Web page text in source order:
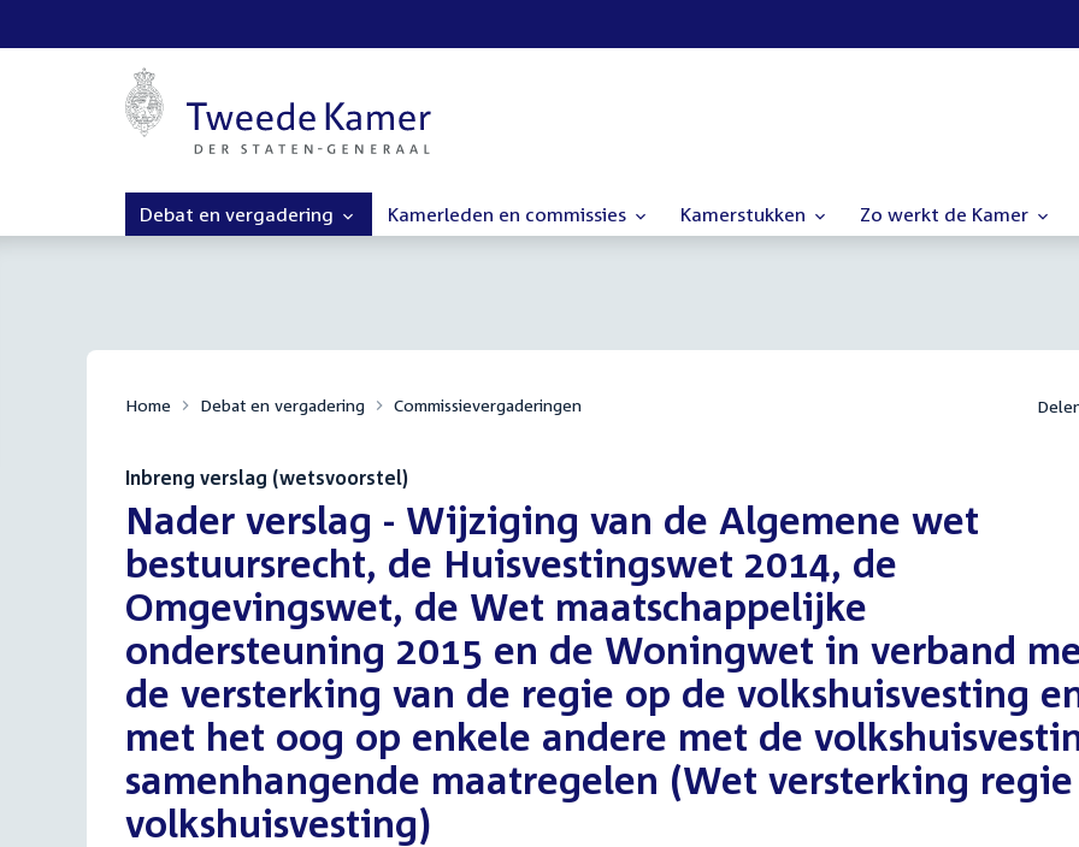
Debat en vergadering Kamerleden en commissies Kamerstukken Zo werkt de Kamer
Home Debat en vergadering Commissievergaderingen
Inbreng verslag (wetsvoorstel)
:Nader verslag - Wijziging van de Algemene wet
bestuursrecht, de Huisvestingswet 2014, de
Omgevingswet, de Wet maatschappelijke
ondersteuning 2015 en de Woningwet in verband
de versterking van de regie op de volkshuisvesting
met het oog op enkele andere met de
samenhangende maatregelen (Wet versterking regie
volkshuisvesting)